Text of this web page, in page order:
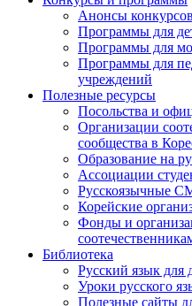
Анонсы
Программы для
Программы для
Программы для
учреждений
Полезные ресурсы
Посольства и
Организации
сообщества в
Образование на
Ассоциации
Русскоязычные
Корейские
Фонды и
Библиотека
Русский язык для
Уроки русского
Полезные сайты